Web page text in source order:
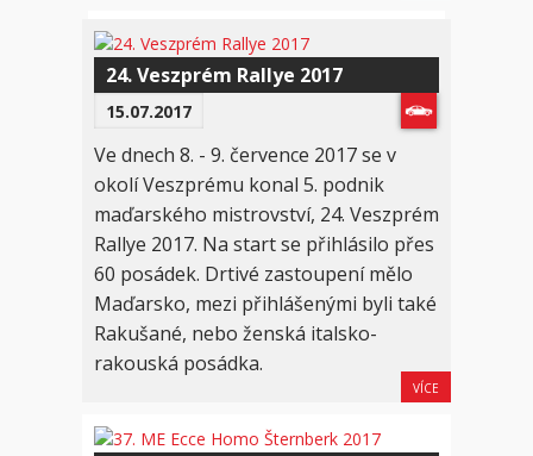
24. Veszprém Rallye 2017
15.07.2017
Ve dnech 8. - 9. července 2017 se v
okolí Veszprému konal 5. podnik
maďarského mistrovství, 24. Veszprém
Rallye 2017. Na start se přihlásilo přes
60 posádek. Drtivé zastoupení mělo
Maďarsko, mezi přihlášenými byli také
Rakušané, nebo ženská italsko-
rakouská posádka.
VÍCE